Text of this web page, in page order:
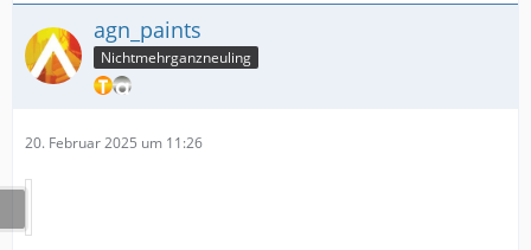
agn_paints
Nichtmehrganzneuling
20. Februar 2025 um 11:26